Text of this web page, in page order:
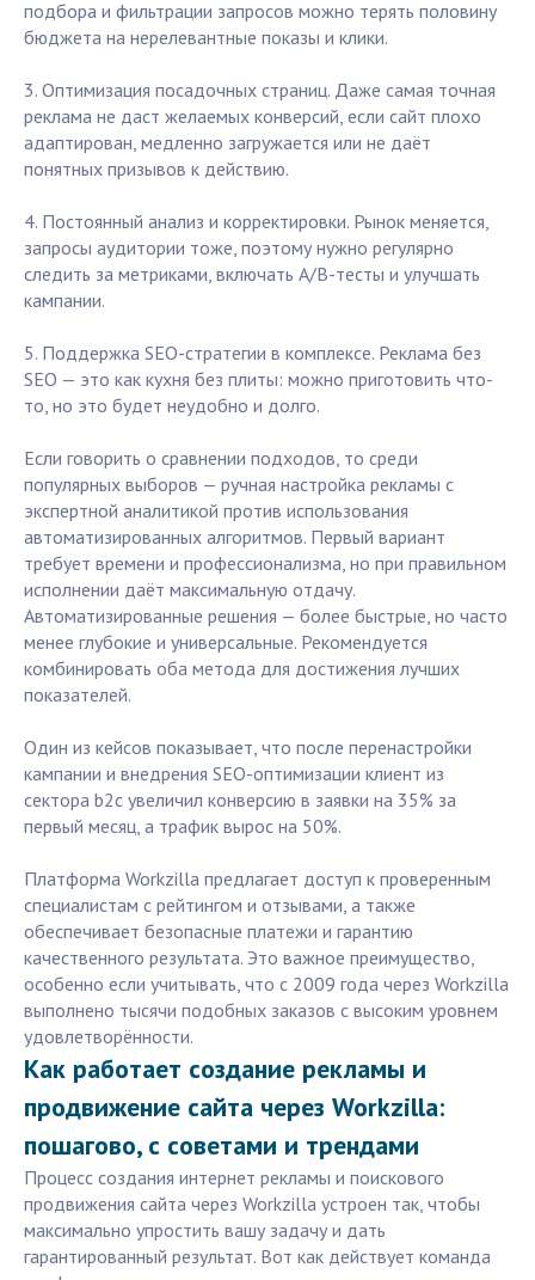
подбора и фильтрации запросов можно терять половину
бюджета на нерелевантные показы и клики.
3. Оптимизация посадочных страниц. Даже самая точная
реклама не даст желаемых конверсий, если сайт плохо
адаптирован, медленно загружается или не даёт
понятных призывов к действию.
4. Постоянный анализ и корректировки. Рынок меняется,
запросы аудитории тоже, поэтому нужно регулярно
следить за метриками, включать A/B-тесты и улучшать
кампании.
5. Поддержка SEO-стратегии в комплексе. Реклама без
SEO — это как кухня без плиты: можно приготовить что-
то, но это будет неудобно и долго.
Если говорить о сравнении подходов, то среди
популярных выборов — ручная настройка рекламы с
экспертной аналитикой против использования
автоматизированных алгоритмов. Первый вариант
требует времени и профессионализма, но при правильном
исполнении даёт максимальную отдачу.
Автоматизированные решения — более быстрые, но часто
менее глубокие и универсальные. Рекомендуется
комбинировать оба метода для достижения лучших
показателей.
Один из кейсов показывает, что после перенастройки
кампании и внедрения SEO-оптимизации клиент из
сектора b2c увеличил конверсию в заявки на 35% за
первый месяц, а трафик вырос на 50%.
Платформа Workzilla предлагает доступ к проверенным
специалистам с рейтингом и отзывами, а также
обеспечивает безопасные платежи и гарантию
качественного результата. Это важное преимущество,
особенно если учитывать, что с 2009 года через Workzilla
выполнено тысячи подобных заказов с высоким уровнем
удовлетворённости.
Как работает создание рекламы и
продвижение сайта через Workzilla:
пошагово, с советами и трендами
Процесс создания интернет рекламы и поискового
продвижения сайта через Workzilla устроен так, чтобы
максимально упростить вашу задачу и дать
гарантированный результат. Вот как действует команда